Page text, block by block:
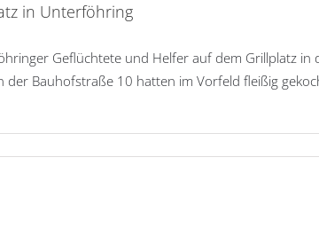
in Unterföhring
Geflüchtete und Helfer auf dem Grillplatz in
Bauhofstraße 10 hatten im Vorfeld fleißig